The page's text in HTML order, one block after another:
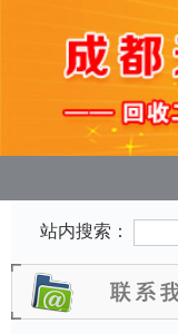
站内搜索：